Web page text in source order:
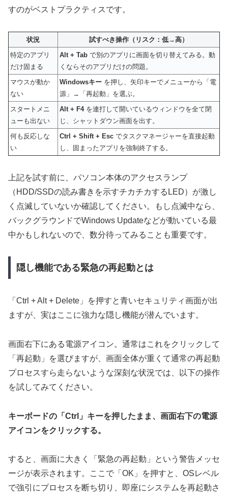
すのがベストプラクティスです。
状況
試すべき操作（リスク：低→高）
特定のアプリ
だけ固まる
Alt + Tab で別のアプリに画面を切り替えてみる。動
くならそのアプリだけの問題。
マウスが動か
ない
Windowsキー を押し、矢印キーでメニューから「電
源」→「再起動」を選ぶ。
スタートメニ
ューも出ない
Alt + F4を連打して開いているウィンドウを全て閉
じ、シャットダウン画面を出す。
何も反応しな
い
Ctrl + Shift + Esc でタスクマネージャーを直接起動
し、固まったアプリを強制終了する。
上記を試す前に、パソコン本体のアクセスランプ
（HDD/SSDの読み書きを示すチカチカするLED）が激し
く点滅していないか確認してください。もし点滅中なら、
バックグラウンドでWindows Updateなどが動いている最
中かもしれないので、数分待ってみることも重要です。
隠し機能である緊急の再起動とは
「Ctrl + Alt + Delete」を押すと青いセキュリティ画面が出
ますが、実はここに強力な隠し機能が潜んでいます。
画面右下にある電源アイコン。通常はこれをクリックして
「再起動」を選びますが、画面全体が重くて通常の再起動
プロセスすら走らないような深刻な状況では、以下の操作
を試してみてください。
キーボードの「Ctrl」キーを押したまま、画面右下の電源
アイコンをクリックする。
すると、画面に大きく「緊急の再起動」という警告メッセ
ージが表示されます。ここで「OK」を押すと、 OSレベル
で強引にプロセスを断ち切り、即座にシステムを再起動さ